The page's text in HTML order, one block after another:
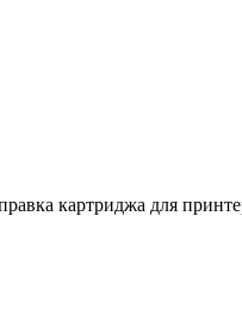
картриджа для